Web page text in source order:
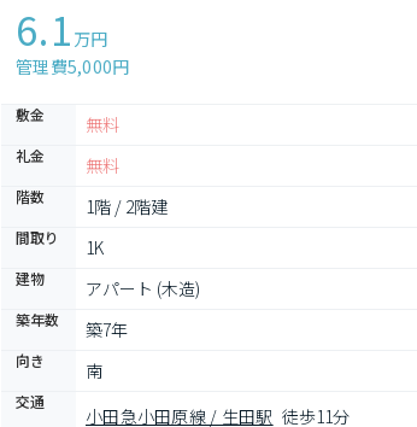
6.1 万円
管理費5,000円
敷金 無料
礼金 無料
階数 1階 / 2階建
間取り 1K
建物 アパート (木造)
築年数 築7年
向き 南
交通
小田急小田原線 / 生田駅 徒歩11分